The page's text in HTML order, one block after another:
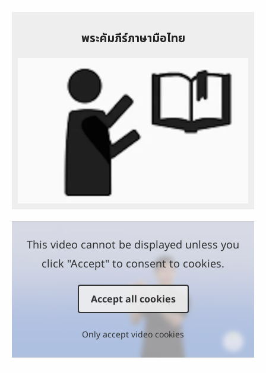
พระคัมภีร์ภาษามือไทย
This video cannot be displayed unless you
click "Accept" to consent to cookies.
Accept all cookies
Only accept video cookies